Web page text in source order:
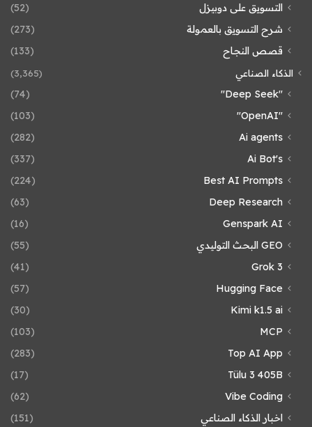
التسويق على دوبيزل
(52)
شرح التسويق بالعمولة
(273)
قصص النجاح
(133)
الذكاء الصناعي (3٬365)
"Deep Seek"
(74)
"OpenAI"
(103)
Ai agents
(282)
Ai Bot's
(337)
Best AI Prompts
(224)
Deep Research
(63)
Genspark AI
(16)
GEO البحث التوليدي
(55)
Grok 3
(41)
Hugging Face
(57)
Kimi k1.5 ai
(30)
MCP
(103)
Top AI App
(283)
Tülu 3 405B
(17)
Vibe Coding
(62)
اخبار الذكاء الصناعي
(151)